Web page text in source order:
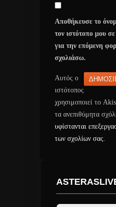
Αποθήκευσε το
τον ιστότοπο μου
για την επόμενη
σχολιάσω.
Αυτός ο
ιστότοπος
χρησιμοποιεί το
τα ανεπιθύμητα
υφίστανται
των σχολίων σας.